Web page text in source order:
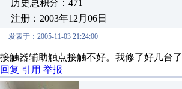
历史总积分：471
注册：2003年12月06日
发表于：2005-11-03 21:24:00
接触器辅助触点接触不好。我修了好几台了
回复 引用 举报